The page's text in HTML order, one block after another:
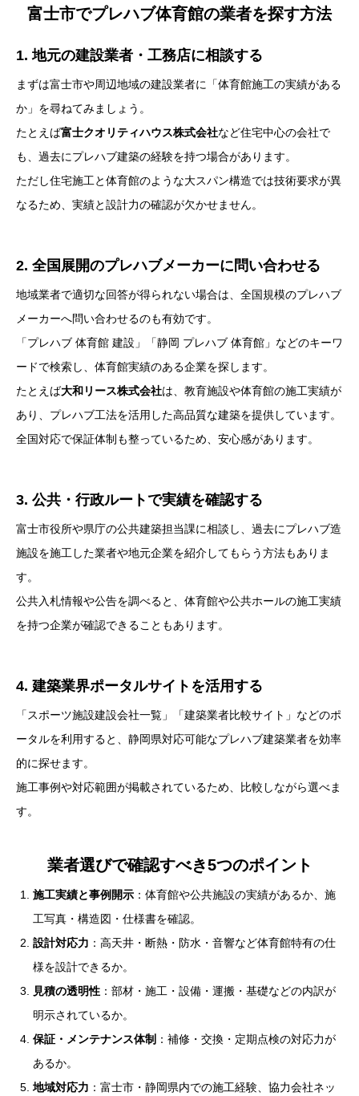
富士市でプレハブ体育館の業者を探す方法
1. 地元の建設業者・工務店に相談する
まずは富士市や周辺地域の建設業者に「体育館施工の実績がある
か」を尋ねてみましょう。
たとえば富士クオリティハウス株式会社など住宅中心の会社で
も、過去にプレハブ建築の経験を持つ場合があります。
ただし住宅施工と体育館のような大スパン構造では技術要求が異
なるため、実績と設計力の確認が欠かせません。
2. 全国展開のプレハブメーカーに問い合わせる
地域業者で適切な回答が得られない場合は、全国規模のプレハブ
メーカーへ問い合わせるのも有効です。
「プレハブ 体育館 建設」「静岡 プレハブ 体育館」などのキーワ
ードで検索し、体育館実績のある企業を探します。
たとえば大和リース株式会社は、教育施設や体育館の施工実績が
あり、プレハブ工法を活用した高品質な建築を提供しています。
全国対応で保証体制も整っているため、安心感があります。
3. 公共・行政ルートで実績を確認する
富士市役所や県庁の公共建築担当課に相談し、過去にプレハブ造
施設を施工した業者や地元企業を紹介してもらう方法もありま
す。
公共入札情報や公告を調べると、体育館や公共ホールの施工実績
を持つ企業が確認できることもあります。
4. 建築業界ポータルサイトを活用する
「スポーツ施設建設会社一覧」「建築業者比較サイト」などのポ
ータルを利用すると、静岡県対応可能なプレハブ建築業者を効率
的に探せます。
施工事例や対応範囲が掲載されているため、比較しながら選べま
す。
業者選びで確認すべき5つのポイント
施工実績と事例開示 ：体育館や公共施設の実績があるか、施
工写真・構造図・仕様書を確認。
設計対応力 ：高天井・断熱・防水・音響など体育館特有の仕
様を設計できるか。
見積の透明性 ：部材・施工・設備・運搬・基礎などの内訳が
明示されているか。
保証・メンテナンス体制 ：補修・交換・定期点検の対応力が
あるか。
地域対応力 ：富士市・静岡県内での施工経験、協力会社ネッ